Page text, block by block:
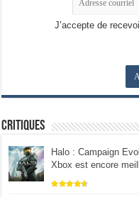
J’accepte de
Critiques
Halo : Campaign
Xbox est encore